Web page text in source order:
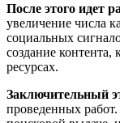
После этого идет
увеличение числа
социальных
создание
ресурсах.
Заключительный
проведенных